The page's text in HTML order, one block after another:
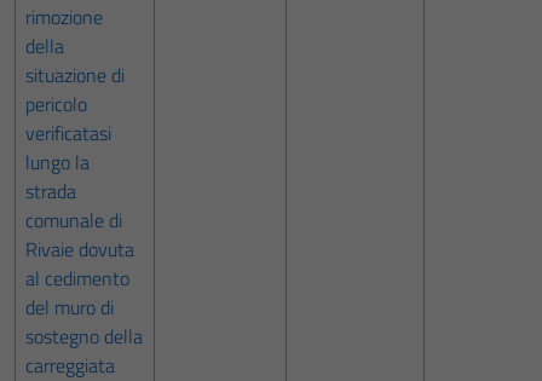
rimozione
della
situazione di
pericolo
verificatasi
lungo la
strada
comunale di
Rivaie dovuta
al cedimento
del muro di
sostegno della
carreggiata